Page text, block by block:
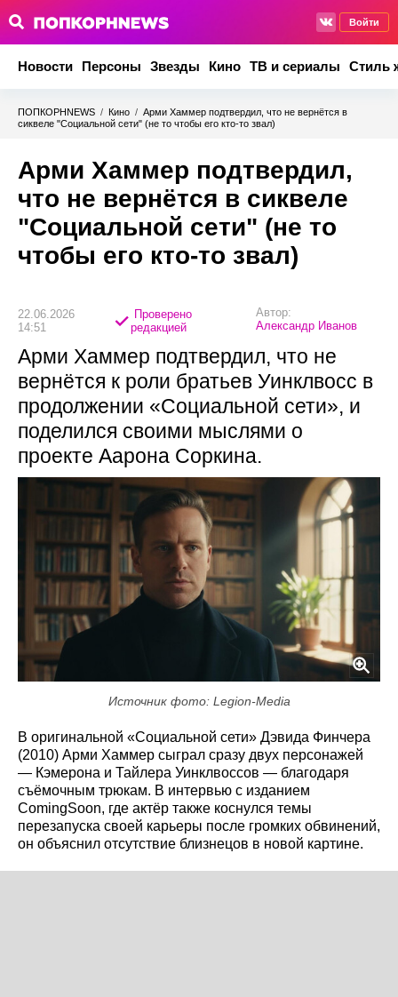
Войти
Новости Персоны Звезды Кино ТВ и сериалы Стиль
ПОПКОРНNEWS / Кино / Арми Хаммер подтвердил, что не вернётся в
сиквеле "Социальной сети" (не то чтобы его кто-то звал)
Арми Хаммер подтвердил,
что не вернётся в сиквеле
"Социальной сети" (не то
чтобы его кто-то звал)
22.06.2026
14:51
Проверено
редакцией
Автор:
Александр Иванов
Арми Хаммер подтвердил, что не
вернётся к роли братьев Уинклвосс в
продолжении «Социальной сети», и
поделился своими мыслями о
проекте Аарона Соркина.
Источник фото: Legion-Media
В оригинальной «Социальной сети» Дэвида Финчера
(2010) Арми Хаммер сыграл сразу двух персонажей
— Кэмерона и Тайлера Уинклвоссов — благодаря
съёмочным трюкам. В интервью с изданием
ComingSoon, где актёр также коснулся темы
перезапуска своей карьеры после громких обвинений,
он объяснил отсутствие близнецов в новой картине.